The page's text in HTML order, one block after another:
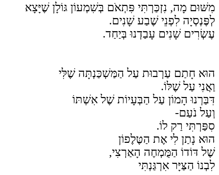
מִשּׁוּם מָה, נִזְכַּרְתִּי פִּתְאֹם בְּשִׁמְעוֹן גּוֹלָן שֶׁיָּצָא
לְפֶּנְסְיָה לִפְנֵי שֶׁבַע שָׁנִים.
עֶשְׂרִים שָׁנִים עָבַדְנוּ בְּיַחַד.
הוּא חָתַם עַרְבוּת עַל הַמַּשְׁכַּנְתָּה שֶׁלִּי
וַאֲנִי עַל שֶׁלּוֹ.
דִּבַּרְנוּ הָמוֹן עַל הַבְּעָיוֹת שֶׁל אִשְׁתּוֹ
וְעַל נֹעַם-
סִפַּרְתִּי רַק לוֹ.
הוּא נָתַן לִי אֶת הַטֶּלֶפוֹן
שֶׁל דּוֹדוֹ הַמֻּמְחֶה הָאַרְצִי,
לִבְנוֹ הַצַּיָּר אִרְגַּנְתִּי